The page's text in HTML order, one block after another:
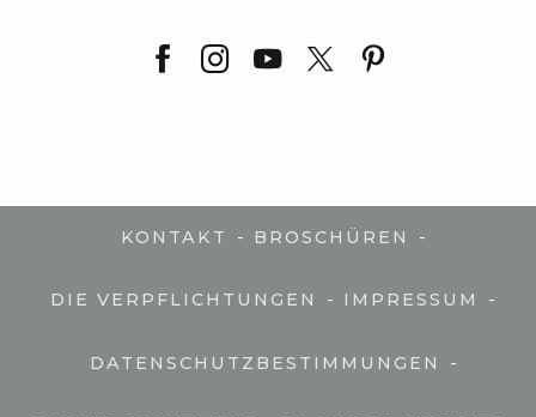
KONTAKT - BROSCHÜREN -
DIE VERPFLICHTUNGEN - IMPRESSUM -
DATENSCHUTZBESTIMMUNGEN -